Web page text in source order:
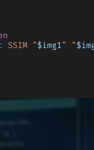
SSIM " $img1" "